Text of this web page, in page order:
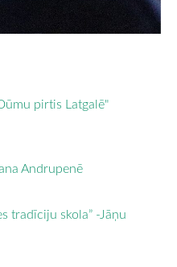
pirtis Latgalē"
Andrupenē
tradīciju skola” -Jāņu